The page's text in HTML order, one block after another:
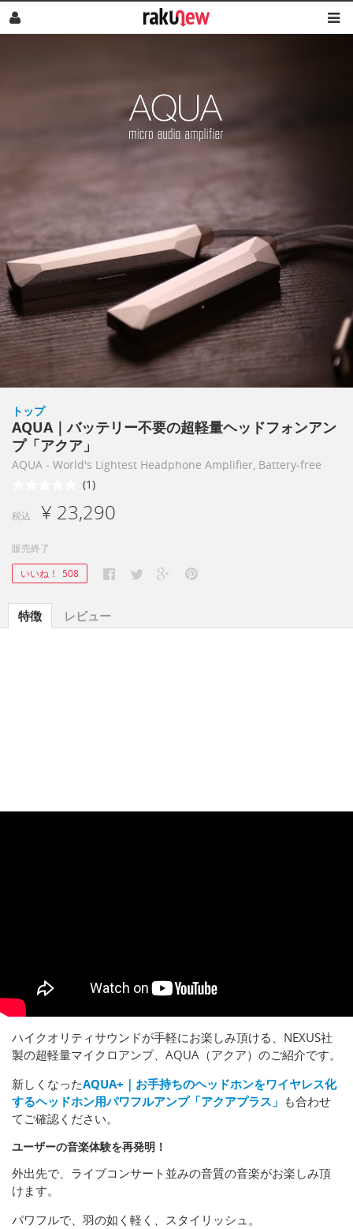
トップ
AQUA｜バッテリー不要の超軽量ヘッドフォンアン
プ「アクア」
AQUA - World's Lightest Headphone Amplifier, Battery-free
(1)
税込 ¥ 23,290
販売終了
いいね！ 508
特徴 レビュー
ハイクオリティサウンドが手軽にお楽しみ頂ける、NEXUS社
製の超軽量マイクロアンプ、AQUA（アクア）のご紹介です。
新しくなったAQUA+｜お手持ちのヘッドホンをワイヤレス化
するヘッドホン用パワフルアンプ「アクアプラス」 も合わせ
てご確認ください。
ユーザーの音楽体験を再発明！
外出先で、ライブコンサート並みの音質の音楽がお楽しみ頂
けます。
パワフルで、羽の如く軽く、スタイリッシュ。